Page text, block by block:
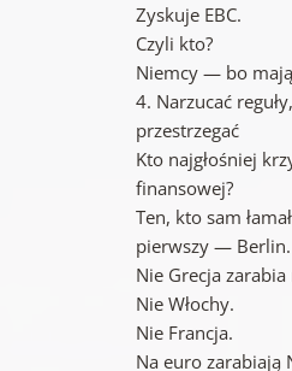
Zyskuje EBC.
Czyli kto?
Niemcy — bo
4. Narzucać
przestrzegać
Kto najgłośniej
finansowej?
Ten, kto sam
pierwszy — Berlin.
Nie Grecja
Nie Włochy.
Nie Francja.
Na euro zarabiają